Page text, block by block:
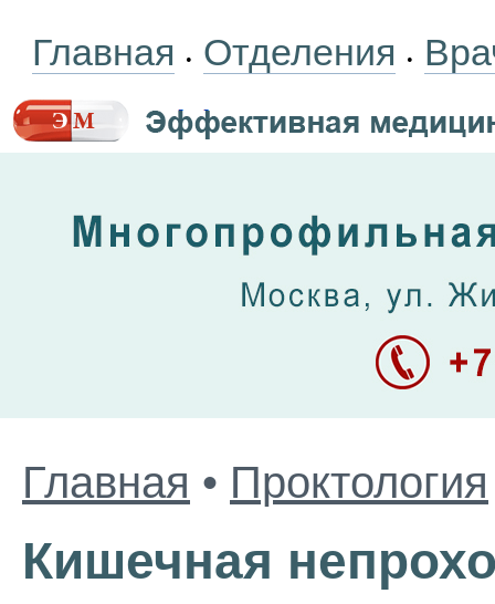
Главная • Отделения •
Главная • Проктология
Кишечная